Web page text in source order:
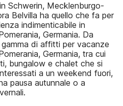
Schwerin, Mecklenburgo-
Belvilla ha quello che fa per
indimenticabile in
Germania. Da
di affitti per vacanze
Germania, tra cui
bungalow e chalet che si
a un weekend fuori,
pausa autunnale o a